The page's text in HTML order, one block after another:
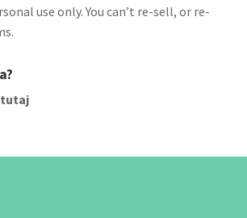
use only. You can’t re-sell, or re-
tutaj